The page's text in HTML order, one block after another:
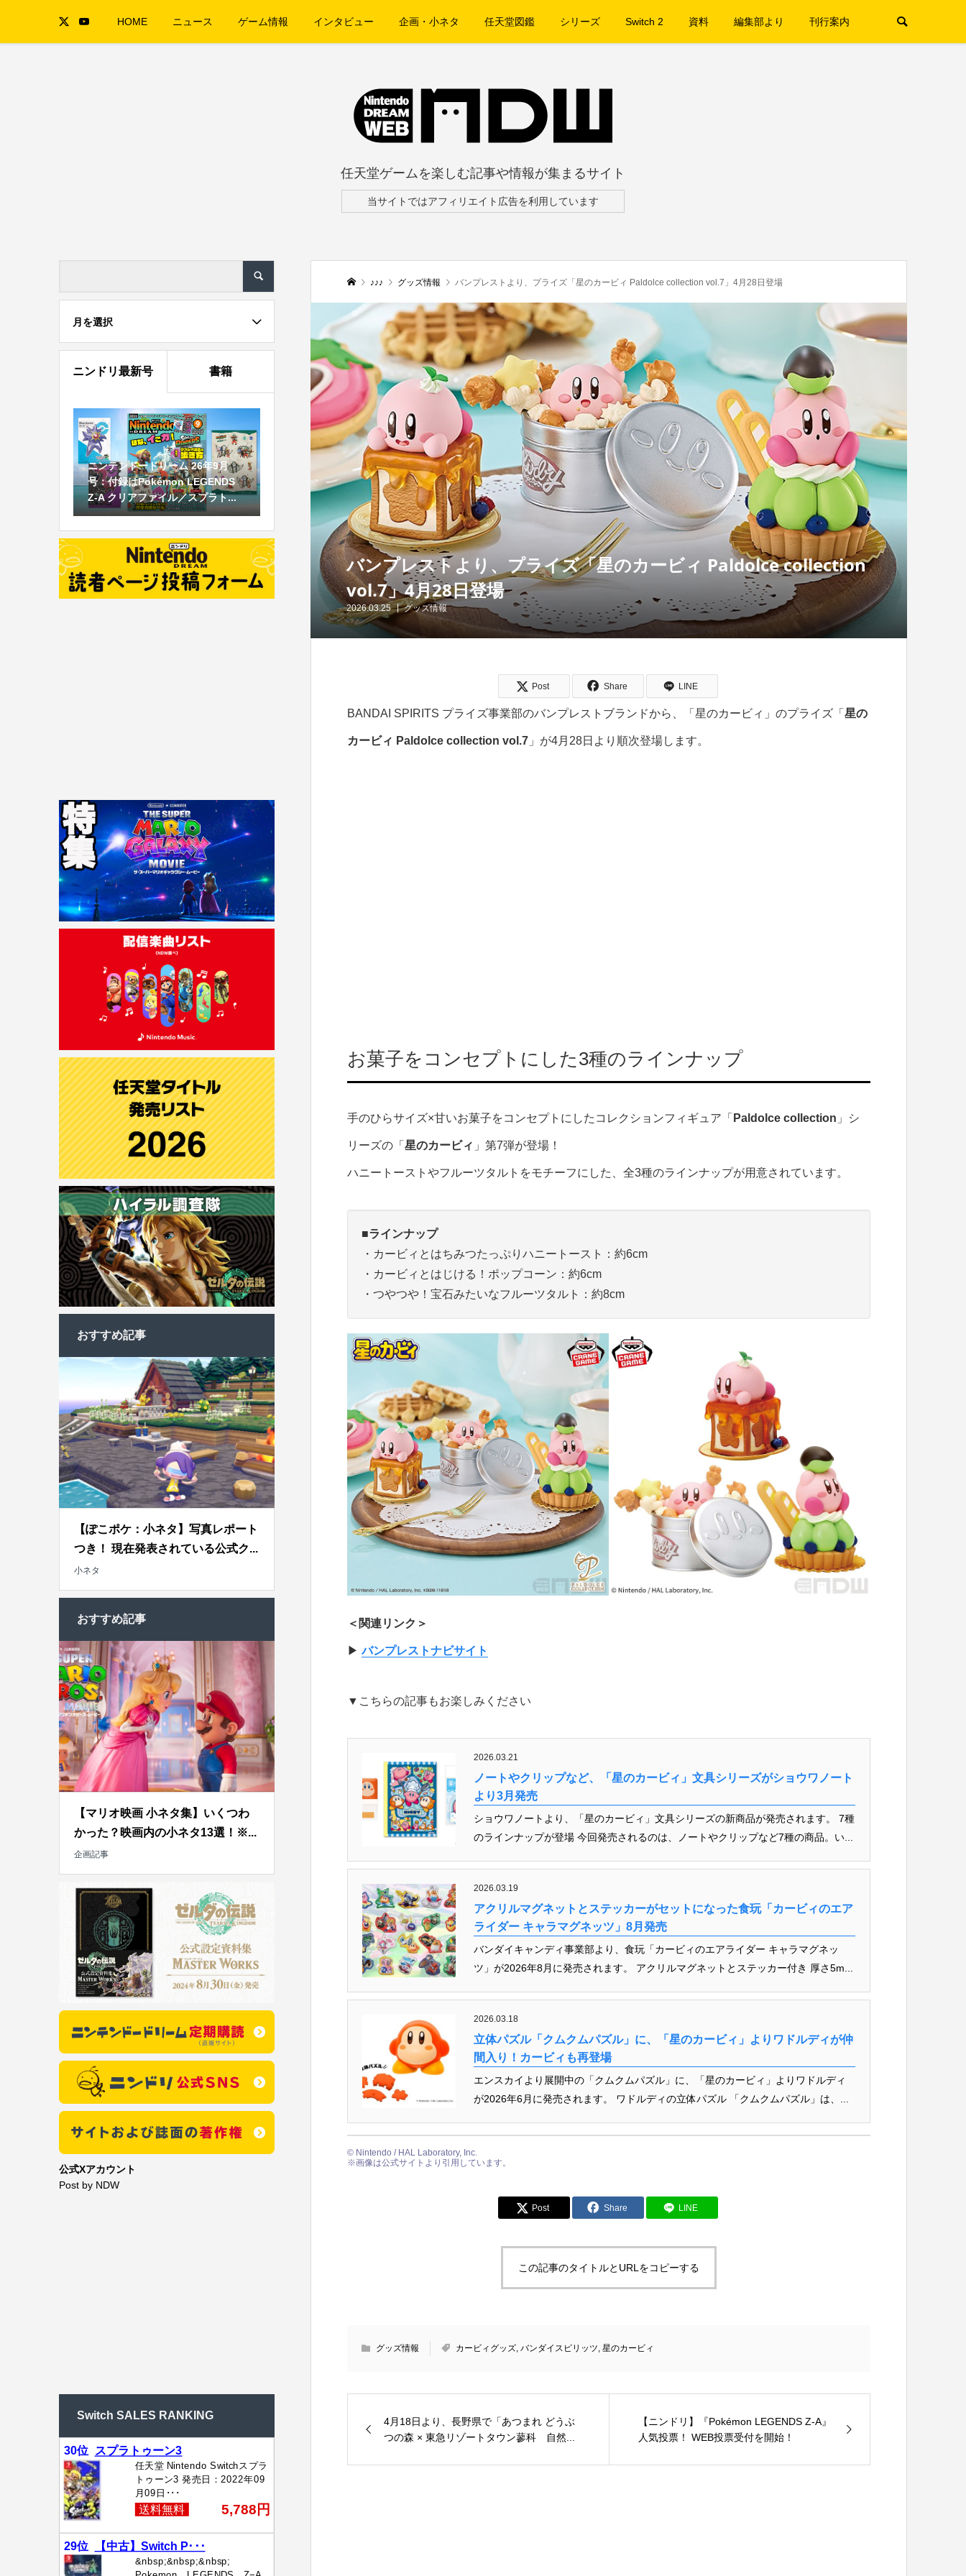
HOME ニュース ゲーム情報 インタビュー 企画・小ネタ 任天堂図鑑 シリーズ Switch 2 資料 編集部より 刊行案内
任天堂ゲームを楽しむ記事や情報が集まるサイト
当サイトではアフィリエイト広告を利用しています
♪♪♪ グッズ情報 バンプレストより、プライズ「星のカービィ Paldolce collection vol.7」4月28日登場
バンプレストより、プライズ「星のカービィ Paldolce collection
vol.7」4月28日登場
2026.03.25 グッズ情報
Post Share LINE
BANDAI SPIRITS プライズ事業部のバンプレストブランドから、「星のカービィ」のプライズ「 星の
カービィ Paldolce collection vol.7」が4月28日より順次登場します。
お菓子をコンセプトにした3種のラインナップ
手のひらサイズ×甘いお菓子をコンセプトにしたコレクションフィギュア「 Paldolce collection 」シ
リーズの「 星のカービィ 」第7弾が登場！
ハニートーストやフルーツタルトをモチーフにした、全3種のラインナップが用意されています。
■ラインナップ
・カービィとはちみつたっぷりハニートースト：約6cm
・カービィとはじける！ポップコーン：約6cm
・つやつや！宝石みたいなフルーツタルト：約8cm
＜関連リンク＞
▶︎バンプレストナビサイト
▼こちらの記事もお楽しみください
2026.03.21
ノートやクリップなど、「星のカービィ」文具シリーズがショウワノート
より3月発売
ショウワノートより、「星のカービィ」文具シリーズの新商品が発売されます。 7種
のラインナップが登場 今回発売されるのは、ノートやクリップなど7種の商品。い...
2026.03.19
アクリルマグネットとステッカーがセットになった食玩「カービィのエア
ライダー キャラマグネッツ」8月発売
バンダイキャンディ事業部より、食玩「カービィのエアライダー キャラマグネッ
ツ」が2026年8月に発売されます。 アクリルマグネットとステッカー付き 厚さ5m...
2026.03.18
立体パズル「クムクムパズル」に、「星のカービィ」よりワドルディが仲
間入り！カービィも再登場
エンスカイより展開中の「クムクムパズル」に、「星のカービィ」よりワドルディ
が2026年6月に発売されます。 ワドルディの立体パズル 「クムクムパズル」は、...
© Nintendo / HAL Laboratory, Inc.
※画像は公式サイトより引用しています。
Post Share LINE
この記事のタイトルとURLをコピーする
グッズ情報 カービィグッズ, バンダイスピリッツ 星のカービィ
4月18日より、長野県で「あつまれ どうぶ
つの森 × 東急リゾートタウン蓼科 自然...
【ニンドリ】『Pokémon LEGENDS Z-A』
人気投票！ WEB投票受付を開始！
月を選択
ニンドリ最新号 書籍
ニンテンドードリーム 26年9月
号：付録はPokémon LEGENDS
Z-A クリアファイル／スプラト...
おすすめ記事
【ぽこポケ：小ネタ】写真レポート
つき！ 現在発表されている公式ク...
小ネタ
おすすめ記事
【マリオ映画 小ネタ集】いくつわ
かった？映画内の小ネタ13選！※...
企画記事
公式Xアカウント
Post by NDW
Switch SALES RANKING